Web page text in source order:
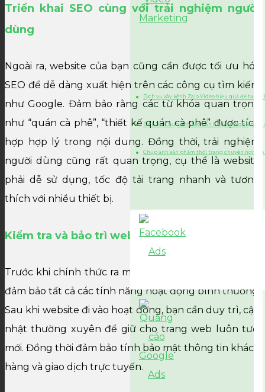
Dịch vụ xây kênh Zalo Video hiệu quả để tăng
Dịch Vụ Chụp Ảnh Món Ăn Chuyên Nghiệp,
Chụp ảnh sản phẩm thời trang chuyên nghiệp
Triển khai SEO cùng với trải nghiệm người
dùng
Ngoài ra, website của bạn cũng cần được tối ưu hóa
SEO để dễ dàng xuất hiện trên các công cụ tìm kiếm
như Google. Đảm bảo rằng các từ khóa quan trọng
như “quán cà phê”, “thiết kế quán cà phê” được tích
hợp hợp lý trong nội dung. Đồng thời, trải nghiệm
người dùng cũng rất quan trọng, cụ thể là website
phải dễ sử dụng, tốc độ tải trang nhanh và tương
thích với nhiều thiết bị.
Kiểm tra và bảo trì website
Trước khi chính thức ra mắt, hãy kiểm tra website để
đảm bảo tất cả các tính năng hoạt động bình thường.
Sau khi website đi vào hoạt động, bạn cần duy trì, cập
nhật thường xuyên để giữ cho trang web luôn tươi
mới. Đồng thời đảm bảo tính bảo mật thông tin khách
hàng và giao dịch trực tuyến.